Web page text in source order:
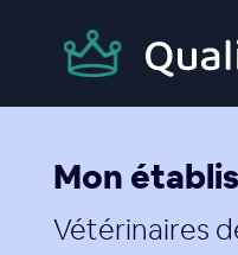
Mon
Vétérinaires